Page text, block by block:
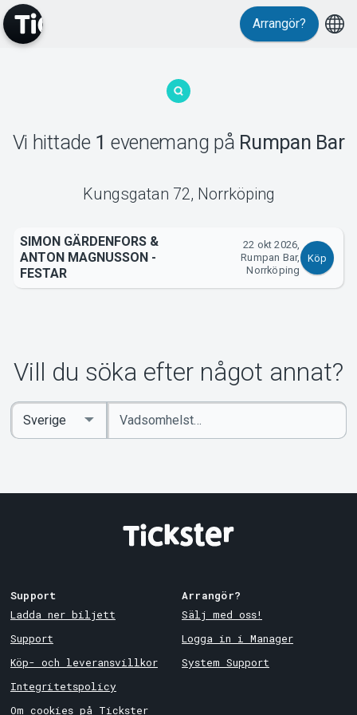
MyTickster
Arrangör?
Vi hittade 1 evenemang på Rumpan Bar
Kungsgatan 72, Norrköping
SIMON GÄRDENFORS &
ANTON MAGNUSSON -
FESTAR
22 okt 2026,
Rumpan Bar,
Norrköping
Köp
Vill du söka efter något annat?
Ange
sökord
Select
Country
Support
Ladda ner biljett
Support
Köp- och leveransvillkor
Integritetspolicy
Om cookies på Tickster
Arrangör?
Sälj med oss!
Logga in i Manager
System Support